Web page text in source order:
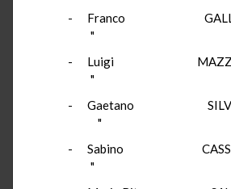
- Franco
"
- Luigi
"
- Gaetano
"
- Sabino
"